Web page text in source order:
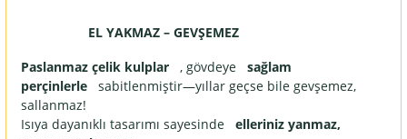
EL YAKMAZ – GEVŞEMEZ
Paslanmaz çelik kulplar , gövdeye sağlam
perçinlerle sabitlenmiştir—yıllar geçse bile gevşemez,
sallanmaz!
Isıya dayanıklı tasarımı sayesinde elleriniz yanmaz,